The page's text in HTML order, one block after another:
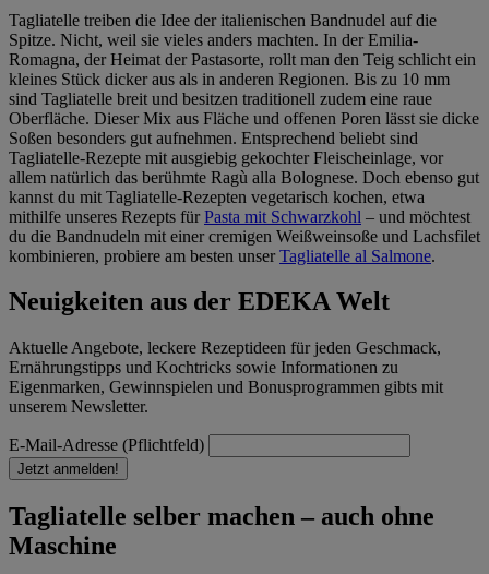
Tagliatelle treiben die Idee der italienischen Bandnudel auf die
Spitze. Nicht, weil sie vieles anders machten. In der Emilia-
Romagna, der Heimat der Pastasorte, rollt man den Teig schlicht ein
kleines Stück dicker aus als in anderen Regionen. Bis zu 10 mm
sind Tagliatelle breit und besitzen traditionell zudem eine raue
Oberfläche. Dieser Mix aus Fläche und offenen Poren lässt sie dicke
Soßen besonders gut aufnehmen. Entsprechend beliebt sind
Tagliatelle-Rezepte mit ausgiebig gekochter Fleischeinlage, vor
allem natürlich das berühmte Ragù alla Bolognese. Doch ebenso gut
kannst du mit Tagliatelle-Rezepten vegetarisch kochen, etwa
mithilfe unseres Rezepts für Pasta mit Schwarzkohl – und möchtest
du die Bandnudeln mit einer cremigen Weißweinsoße und Lachsfilet
kombinieren, probiere am besten unser Tagliatelle al Salmone.
Neuigkeiten aus der EDEKA Welt
Aktuelle Angebote, leckere Rezeptideen für jeden Geschmack,
Ernährungstipps und Kochtricks sowie Informationen zu
Eigenmarken, Gewinnspielen und Bonusprogrammen gibts mit
unserem Newsletter.
E-Mail-Adresse (Pflichtfeld)
Jetzt anmelden!
Tagliatelle selber machen – auch ohne
Maschine